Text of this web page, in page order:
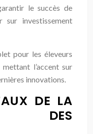
le succès de
sur investissement
pour les éleveurs
l’accent sur
innovations.
DE LA
DES